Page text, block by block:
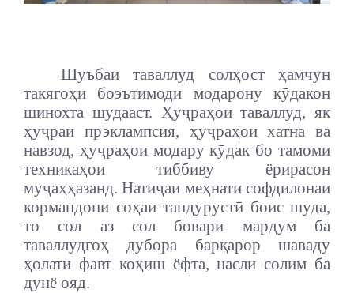
Шуъбаи таваллуд солҳост ҳамчун
такягоҳи боэътимоди модарону кӯдакон
шинохта шудааст. Ҳуҷраҳои таваллуд, як
ҳуҷраи прэклампсия, ҳуҷраҳои хатна ва
навзод, ҳуҷраҳои модару кӯдак бо тамоми
техникаҳои тиббиву ёрирасон
муҷаҳҳазанд. Натиҷаи меҳнати софдилонаи
кормандони соҳаи тандурустӣ боис шуда,
то сол аз сол бовари мардум ба
таваллудгоҳ дубора барқарор шаваду
ҳолати фавт коҳиш ёфта, насли солим ба
дунё ояд.